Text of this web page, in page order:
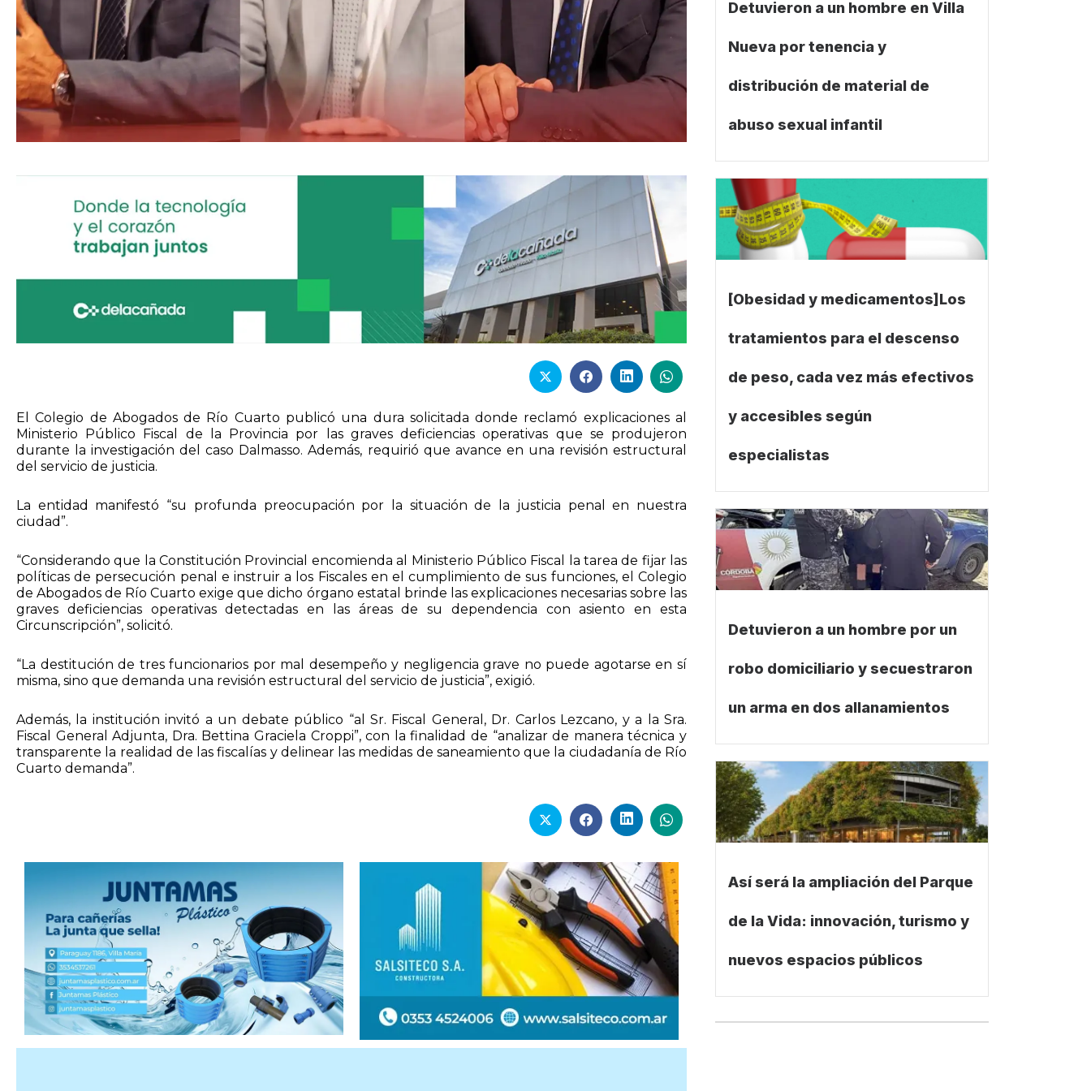
El Colegio de Abogados de Río Cuarto publicó una dura solicitada donde reclamó explicaciones al
Ministerio Público Fiscal de la Provincia por las graves deficiencias operativas que se produjeron
durante la investigación del caso Dalmasso. Además, requirió que avance en una revisión estructural
del servicio de justicia.
La entidad manifestó “su profunda preocupación por la situación de la justicia penal en nuestra
ciudad”.
“Considerando que la Constitución Provincial encomienda al Ministerio Público Fiscal la tarea de fijar las
políticas de persecución penal e instruir a los Fiscales en el cumplimiento de sus funciones, el Colegio
de Abogados de Río Cuarto exige que dicho órgano estatal brinde las explicaciones necesarias sobre las
graves deficiencias operativas detectadas en las áreas de su dependencia con asiento en esta
Circunscripción”, solicitó.
“La destitución de tres funcionarios por mal desempeño y negligencia grave no puede agotarse en sí
misma, sino que demanda una revisión estructural del servicio de justicia”, exigió.
Además, la institución invitó a un debate público “al Sr. Fiscal General, Dr. Carlos Lezcano, y a la Sra.
Fiscal General Adjunta, Dra. Bettina Graciela Croppi”, con la finalidad de “analizar de manera técnica y
transparente la realidad de las fiscalías y delinear las medidas de saneamiento que la ciudadanía de Río
Cuarto demanda”.
Detuvieron a un hombre en Villa
Nueva por tenencia y
distribución de material de
abuso sexual infantil
[Obesidad y medicamentos]Los
tratamientos para el descenso
de peso, cada vez más efectivos
y accesibles según
especialistas
Detuvieron a un hombre por un
robo domiciliario y secuestraron
un arma en dos allanamientos
Así será la ampliación del Parque
de la Vida: innovación, turismo y
nuevos espacios públicos